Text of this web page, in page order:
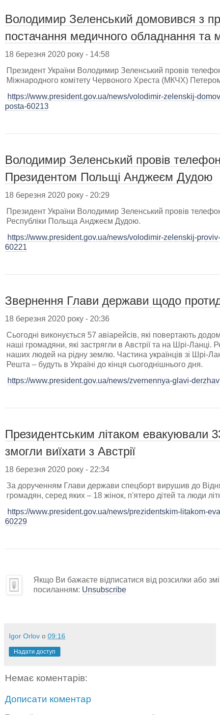
Володимир Зеленський домовився з
постачання медичного обладнання та
18 березня 2020 року - 14:58
Президент України Володимир Зеленський провів
Міжнародного комітету Червоного Хреста (МКЧХ)
https://www.president.gov.ua/news/volodimir-zelenskij-
posta-60213
Володимир Зеленський провів
Президентом Польщі Анджеєм Дудою
18 березня 2020 року - 20:29
Президент України Володимир Зеленський провів
Республіки Польща Анджеєм Дудою.
https://www.president.gov.ua/news/volodimir-zelenskij-
60221
Звернення Глави держави щодо
18 березня 2020 року - 20:36
Сьогодні виконується 57 авіарейсів, які повертають
наші громадяни, які застрягли в Австрії та на Шрі-Ланці.
наших людей на рідну землю. Частина українців зі Шрі-
Решта – будуть в Україні до кінця сьогоднішнього дня.
https://www.president.gov.ua/news/zvernennya-glavi-
Президентським літаком евакуювали
змогли виїхати з Австрії
18 березня 2020 року - 22:34
За дорученням Глави держави спецборт вирушив до Відня
громадян, серед яких – 18 жінок, п'ятеро дітей та люди
https://www.president.gov.ua/news/prezidentskim-litakom-
60229
Якщо Ви бажаєте відписатися від розсилки або
посиланням: Unsubscribe
Igor Orlov о 09:16
Надати доступ
Немає коментарів:
Дописати коментар